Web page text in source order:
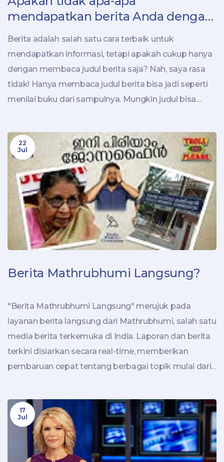
mendapatkan berita Anda dengan
Berita adalah salah satu cara terbaik untuk
mendapatkan informasi, tetapi apakah cukup hanya
dengan membaca judul berita saja? Nah, saya rasa
tidak! Hanya membaca judul berita bisa jadi seperti
menilai buku dari sampulnya. Mungkin judul bisa
dan baca seluruh beritanya, teman-teman. Dengan
begitu, kita bisa menjadi lebih berpengetahuan dan
tidak hanya menjadi pembaca judul berita!
22
Jul
Berita Mathrubhumi Langsung?
"Berita Mathrubhumi Langsung" merujuk pada
layanan berita langsung dari Mathrubhumi, salah satu
media berita terkemuka di India. Laporan dan berita
terkini disiarkan secara real-time, memberikan
pembaruan cepat tentang berbagai topik mulai dari
komentar dari para ahli. Sebagai penulis blog, saya
sangat menikmati kualitas dan kecepatan informasi
yang mereka sajikan. Berita Mathrubhumi Langsung,
bagi saya, adalah sumber berita yang tepercaya dan
17
Jul